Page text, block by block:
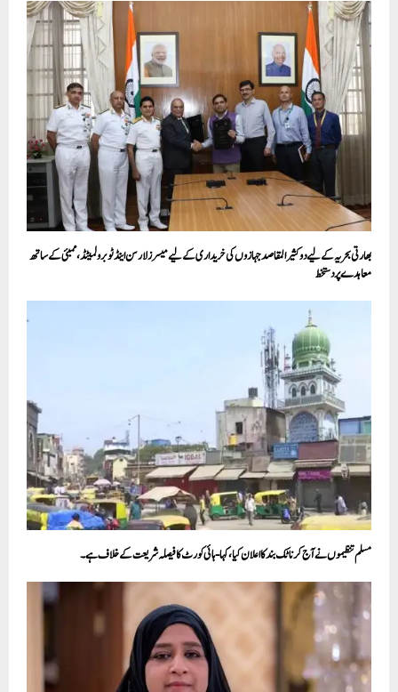
بھارتی بحریہ کے لیے دو کثیر المقاصد جہازوں کی خریداری کے لیے میسرز لارسن اینڈ ٹوبرو لمیٹڈ، ممبئی کے ساتھ
معاہدے پر دستخط
مسلم تنظیموں نے آج کرناٹک بند کا اعلان کیا، کہا- ہائی کورٹ کا فیصلہ شریعت کے خلاف ہے۔